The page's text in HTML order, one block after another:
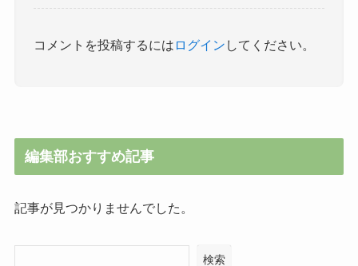
コメントを投稿するには ログイン してください。
編集部おすすめ記事
記事が見つかりませんでした。
検索